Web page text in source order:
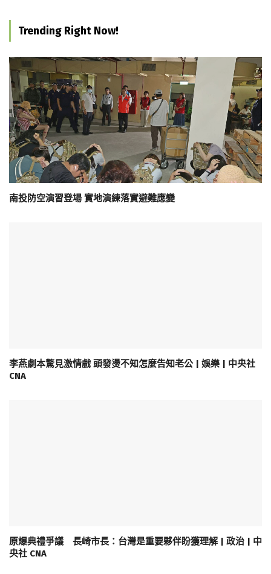
Trending Right Now!
南投防空演習登場 實地演練落實避難應變
李燕劇本驚見激情戲 頭發燙不知怎麼告知老公 | 娛樂 | 中央社
CNA
原爆典禮爭議 長崎市長：台灣是重要夥伴盼獲理解 | 政治 | 中
央社 CNA